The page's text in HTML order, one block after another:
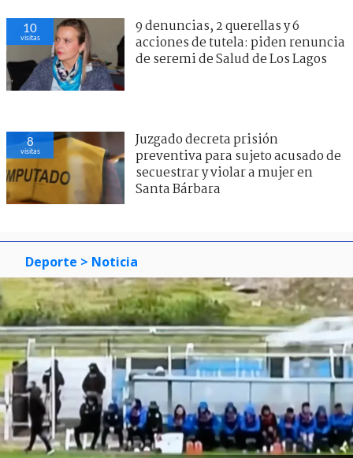
10
visitas
9 denuncias, 2 querellas y 6
acciones de tutela: piden renuncia
de seremi de Salud de Los Lagos
8
visitas
Juzgado decreta prisión
preventiva para sujeto acusado de
secuestrar y violar a mujer en
Santa Bárbara
Deporte > Noticia